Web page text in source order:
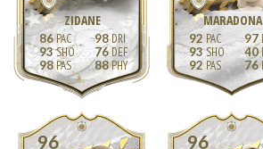
ZIDANE
86
93
98
98
76
88
MARADONA
92
93
92
97
40
76
96 96